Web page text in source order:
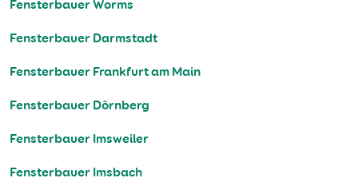
Fensterbauer Worms
Fensterbauer Darmstadt
Fensterbauer Frankfurt am Main
Fensterbauer Dörnberg
Fensterbauer Imsweiler
Fensterbauer Imsbach